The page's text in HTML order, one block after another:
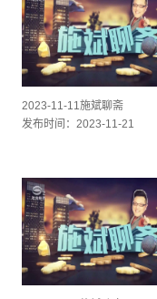
2023-11-11施斌聊斋
发布时间：2023-11-21